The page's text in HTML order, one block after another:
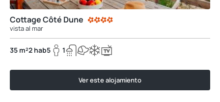
Cottage Côté Dune
vista al mar
35 m²2 hab5 1
Ver este alojamiento